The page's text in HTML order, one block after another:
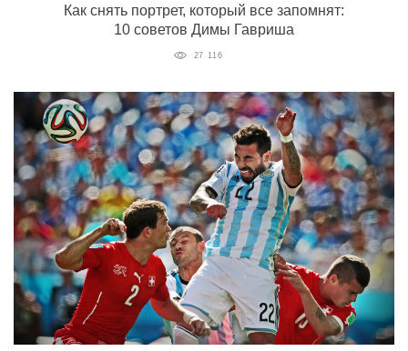
Как снять портрет, который все запомнят:
10 советов Димы Гавриша
27 116